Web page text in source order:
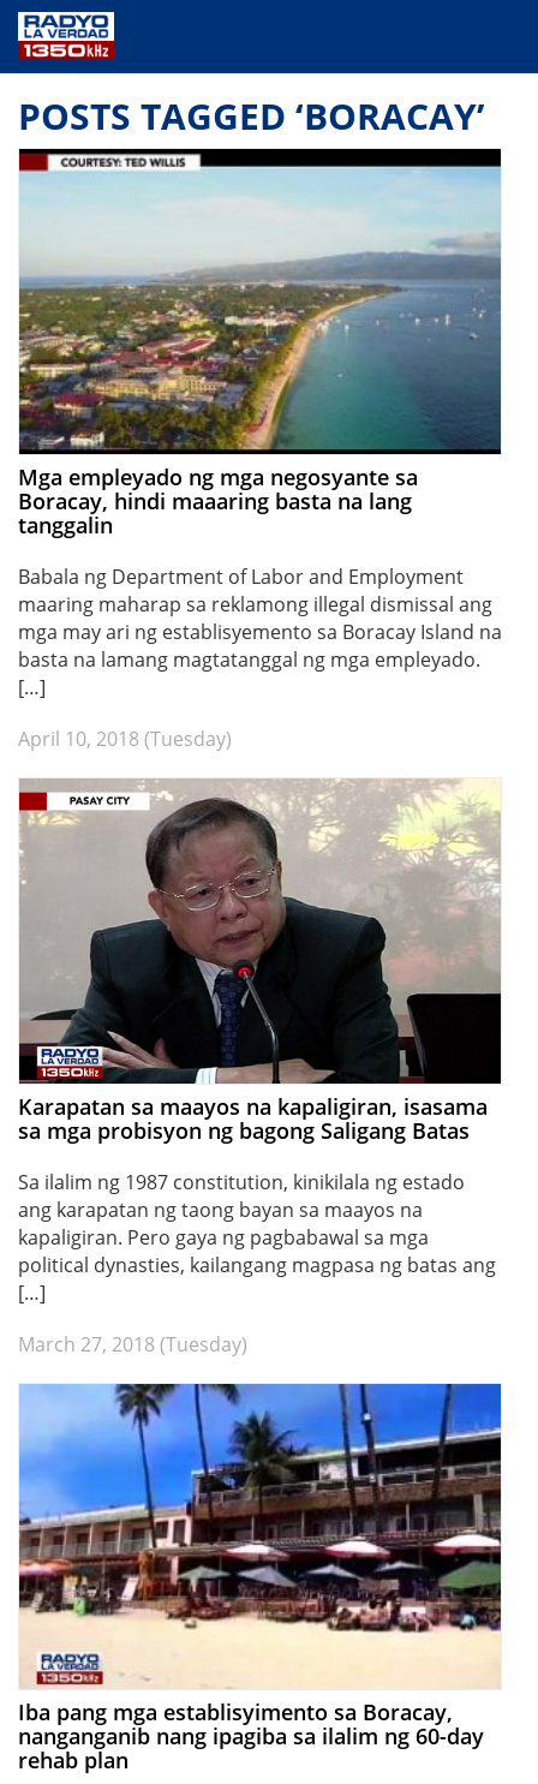
PUBLIC SERVICE
ANNOUNCEMENTS
POSTS TAGGED ‘BORACAY’
Mga empleyado ng mga negosyante sa
Boracay, hindi maaaring basta na lang
tanggalin
Babala ng Department of Labor and Employment
maaring maharap sa reklamong illegal dismissal ang
mga may ari ng establisyemento sa Boracay Island na
basta na lamang magtatanggal ng mga empleyado.
[…]
April 10, 2018 (Tuesday)
Karapatan sa maayos na kapaligiran, isasama
sa mga probisyon ng bagong Saligang Batas
Sa ilalim ng 1987 constitution, kinikilala ng estado
ang karapatan ng taong bayan sa maayos na
kapaligiran. Pero gaya ng pagbabawal sa mga
political dynasties, kailangang magpasa ng batas ang
[…]
March 27, 2018 (Tuesday)
Iba pang mga establisyimento sa Boracay,
nanganganib nang ipagiba sa ilalim ng 60-day
rehab plan